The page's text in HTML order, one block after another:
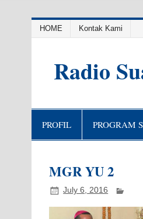
HOME Kontak Kami
Radio
PROFIL PROGRAM
MGR YU 2
July 6, 2016